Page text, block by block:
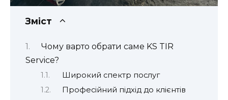
Зміст
Чому варто обрати саме KS TIR
Service?
Широкий спектр послуг
Професійний підхід до клієнтів